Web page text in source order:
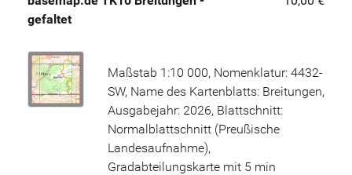
gefaltet
Maßstab 1:10 000, Nomenklatur: 4432-
SW, Name des Kartenblatts: Breitungen,
Ausgabejahr: 2026, Blattschnitt:
Normalblattschnitt (Preußische
Landesaufnahme),
Gradabteilungskarte mit 5 min